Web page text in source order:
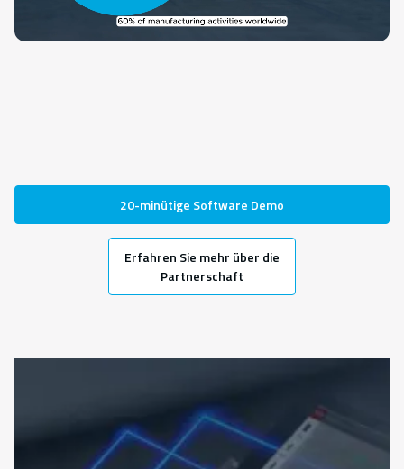
20-minütige Software Demo
Erfahren Sie mehr über die
Partnerschaft